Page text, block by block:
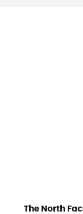
The North